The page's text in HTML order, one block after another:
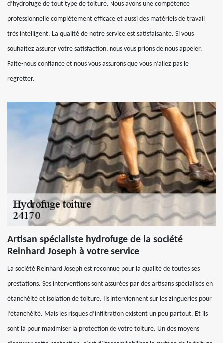
d’hydrofuge de tout type de toiture. Nous avons une compétence
professionnelle complètement efficace et aussi des matériels de travail
très intelligent. La qualité de notre service est satisfaisante. Si vous
souhaitez assurer votre satisfaction, nous vous prions de nous appeler.
Faite-nous confiance et nous vous assurons que vous n’allez pas le
regretter.
Artisan spécialiste hydrofuge de la société
Reinhard Joseph à votre service
La société Reinhard Joseph est reconnue pour la qualité de toutes ses
prestations. Ses interventions sont assurées par des artisans spécialisés en
étanchéité et isolation de toiture. Ils interviennent sur les zingueries pour
l’étanchéité. Mais les risques d’infiltration existent un peu partout. Et ils
sont là pour maximiser la protection de votre toiture. Un des moyens